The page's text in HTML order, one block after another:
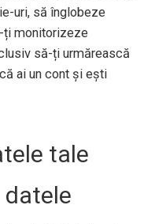
uri, să înglobeze
ți monitorizeze
să-ți urmărească
ai un cont și ești
tale